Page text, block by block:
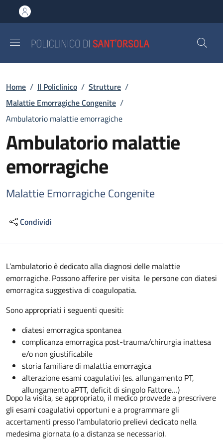
al contenuto principale
to footer content
Briciole di pane
Home / Il Policlinico / Strutture /
Malattie Emorragiche Congenite /
Ambulatorio malattie emorragiche
Ambulatorio malattie
emorragiche
Malattie Emorragiche Congenite
Condividi
Descrizione
L’ambulatorio è dedicato alla diagnosi delle malattie
emorragiche. Possono afferire per visita le persone con diatesi
emorragica suggestiva di coagulopatia.
Sono appropriati i seguenti quesiti:
diatesi emorragica spontanea
complicanza emorragica post-trauma/chirurgia inattesa
e/o non giustificabile
storia familiare di malattia emorragica
alterazione esami coagulativi (es. allungamento PT,
allungamento aPTT, deficit di singolo Fattore…)
Dopo la visita, se appropriato, il medico provvede a prescrivere
gli esami coagulativi opportuni e a programmare gli
accertamenti presso l’ambulatorio prelievi dedicato nella
medesima giornata (o a distanza se necessario).